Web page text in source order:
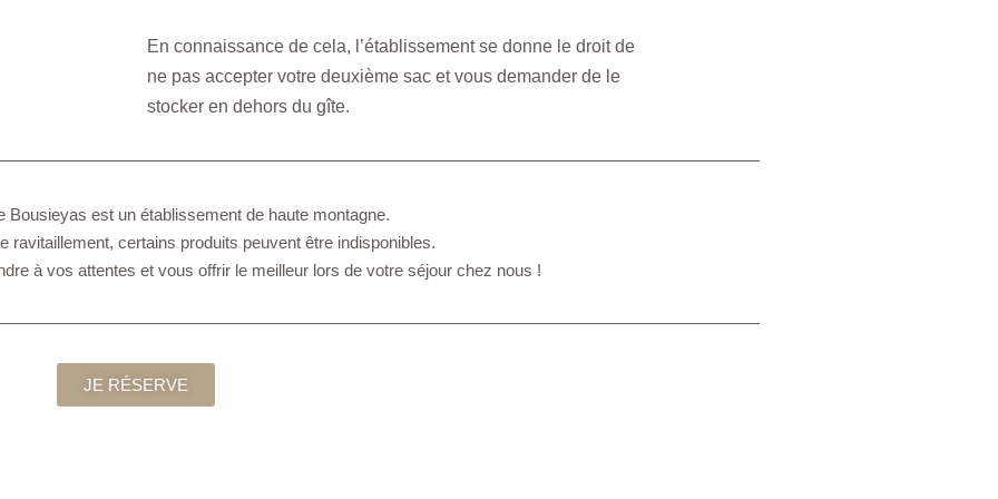
En connaissance de cela, l’établissement se donne le droit de
ne pas accepter votre deuxième sac et vous demander de le
stocker en dehors du gîte.
Bousieyas est un établissement de haute montagne.
ravitaillement, certains produits peuvent être indisponibles.
à vos attentes et vous offrir le meilleur lors de votre séjour chez nous !
JE RÉSERVE